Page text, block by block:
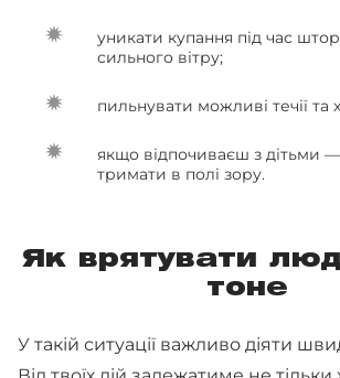
уникати купання під час
сильного вітру;
пильнувати можливі течії та
якщо відпочиваєш з дітьми
тримати в полі зору.
Як врятувати
тоне
У такій ситуації важливо діяти